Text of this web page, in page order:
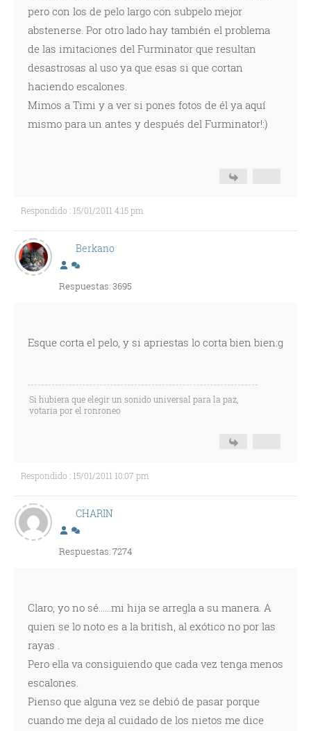
pero con los de pelo largo con subpelo mejor
abstenerse. Por otro lado hay también el problema
de las imitaciones del Furminator que resultan
desastrosas al uso ya que esas si que cortan
haciendo escalones.
Mimos a Timi y a ver si pones fotos de él ya aquí
mismo para un antes y después del Furminator!:)
Respondido : 15/01/2011 4:15 pm
Berkano
Respuestas: 3695
Esque corta el pelo, y si apriestas lo corta bien bien:g
Si hubiera que elegir un sonido universal para la paz,
votaría por el ronroneo
Respondido : 15/01/2011 10:07 pm
CHARIN
Respuestas: 7274
Claro, yo no sé......mi hija se arregla a su manera. A
quien se lo noto es a la british, al exótico no por las
rayas .
Pero ella va consiguiendo que cada vez tenga menos
escalones.
Pienso que alguna vez se debió de pasar porque
cuando me deja al cuidado de los nietos me dice